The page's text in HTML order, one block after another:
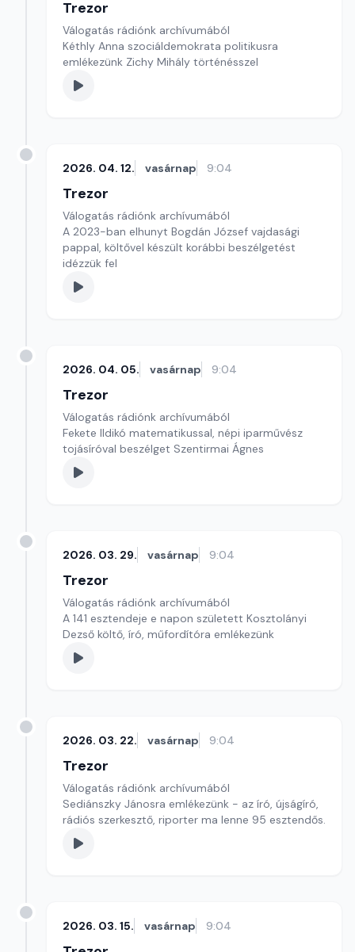
Trezor
Válogatás rádiónk archívumából
Kéthly Anna szociáldemokrata politikusra
emlékezünk Zichy Mihály történésszel
2026. 04. 12. vasárnap 9:04
Trezor
Válogatás rádiónk archívumából
A 2023-ban elhunyt Bogdán József vajdasági
pappal, költővel készült korábbi beszélgetést
idézzük fel
2026. 04. 05. vasárnap 9:04
Trezor
Válogatás rádiónk archívumából
Fekete Ildikó matematikussal, népi iparművész
tojásíróval beszélget Szentirmai Ágnes
2026. 03. 29. vasárnap 9:04
Trezor
Válogatás rádiónk archívumából
A 141 esztendeje e napon született Kosztolányi
Dezső költő, író, műfordítóra emlékezünk
2026. 03. 22. vasárnap 9:04
Trezor
Válogatás rádiónk archívumából
Sediánszky Jánosra emlékezünk - az író, újságíró,
rádiós szerkesztő, riporter ma lenne 95 esztendős.
2026. 03. 15. vasárnap 9:04